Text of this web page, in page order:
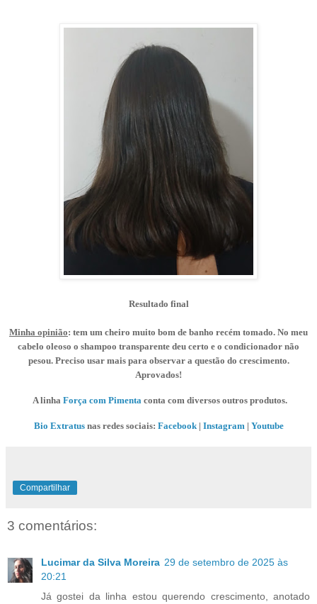
Resultado final
Minha opinião: tem um cheiro muito bom de banho recém tomado. No meu
cabelo oleoso o shampoo transparente deu certo e o condicionador não
pesou. Preciso usar mais para observar a questão do crescimento.
Aprovados!
A linha Força com Pimenta conta com diversos outros produtos.
Bio Extratusnas redes sociais: Facebook| Instagram | Youtube
Compartilhar
3 comentários:
Lucimar da Silva Moreira 29 de setembro de 2025 às
20:21
Já gostei da linha estou querendo crescimento, anotado